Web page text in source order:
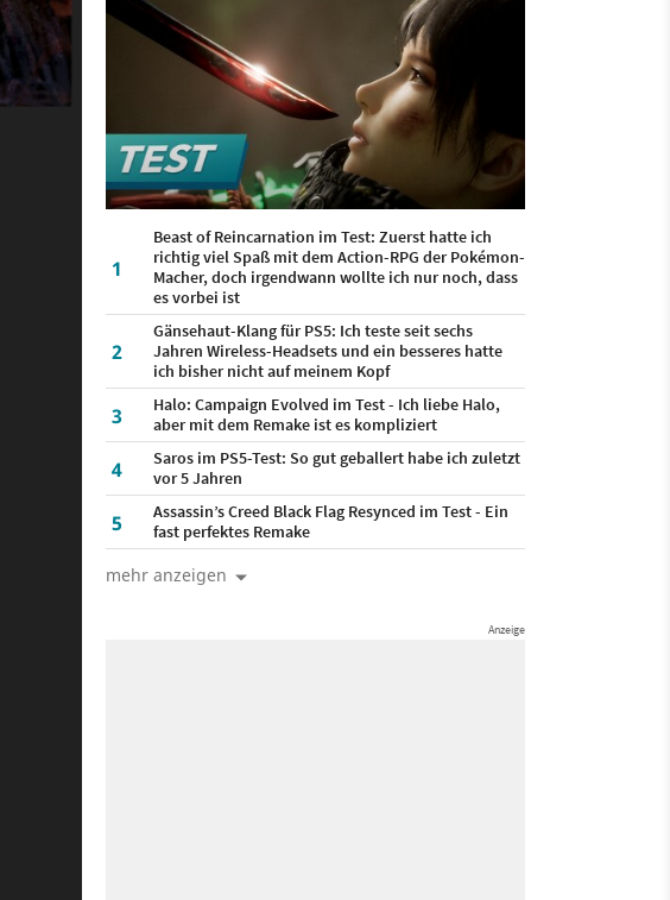
1
Beast of Reincarnation im Test: Zuerst hatte ich
richtig viel Spaß mit dem Action-RPG der Pokémon-
Macher, doch irgendwann wollte ich nur noch, dass
es vorbei ist
2
Gänsehaut-Klang für PS5: Ich teste seit sechs
Jahren Wireless-Headsets und ein besseres hatte
ich bisher nicht auf meinem Kopf
3
Halo: Campaign Evolved im Test - Ich liebe Halo,
aber mit dem Remake ist es kompliziert
4
Saros im PS5-Test: So gut geballert habe ich zuletzt
vor 5 Jahren
5
Assassin’s Creed Black Flag Resynced im Test - Ein
fast perfektes Remake
mehr anzeigen